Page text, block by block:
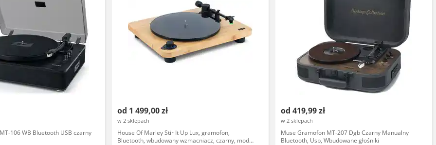
106 WB Bluetooth USB czarny
od 1 499,00 zł
w 2 sklepach
House Of Marley Stir It Up Lux, gramofon,
Bluetooth, wbudowany wzmacniacz, czarny, model
od 419,99 zł
w 2 sklepach
Muse Gramofon MT-207 Dgb Czarny Manualny
Bluetooth, Usb, Wbudowane głośniki